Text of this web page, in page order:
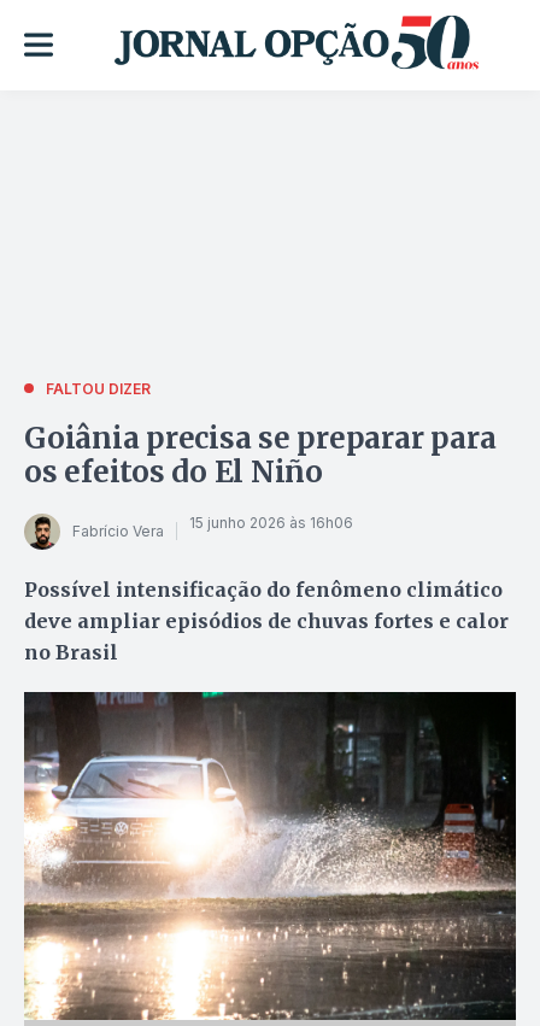
FALTOU DIZER
Goiânia precisa se preparar para
os efeitos do El Niño
Fabrício Vera 15 junho 2026 às 16h06
Possível intensificação do fenômeno climático
deve ampliar episódios de chuvas fortes e calor
no Brasil